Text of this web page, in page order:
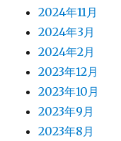
2024年11月
2024年3月
2024年2月
2023年12月
2023年10月
2023年9月
2023年8月